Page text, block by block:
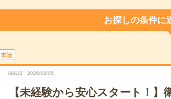
お探しの条件に
未読
掲載日 2026/08/05
【未経験から安心スタート！